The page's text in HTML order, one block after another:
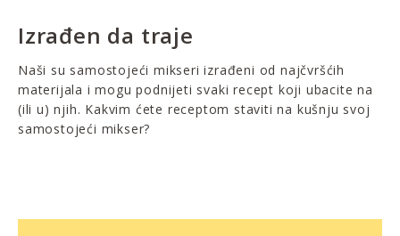
Izrađen da traje
Naši su samostojeći mikseri izrađeni od najčvršćih
materijala i mogu podnijeti svaki recept koji ubacite na
(ili u) njih. Kakvim ćete receptom staviti na kušnju svoj
samostojeći mikser?